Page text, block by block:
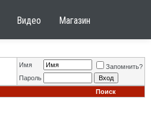
Видео Магазин
Имя
Запомнить?
Пароль
Поиск